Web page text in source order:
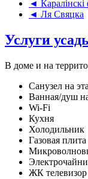
◄ Каралiнскi
◄ Ля Свяцка
Услуги
В доме и на
Санузел на
Ванная/душ
Wi-Fi
Кухня
Холодильник
Газовая плита
ЖК телевизор